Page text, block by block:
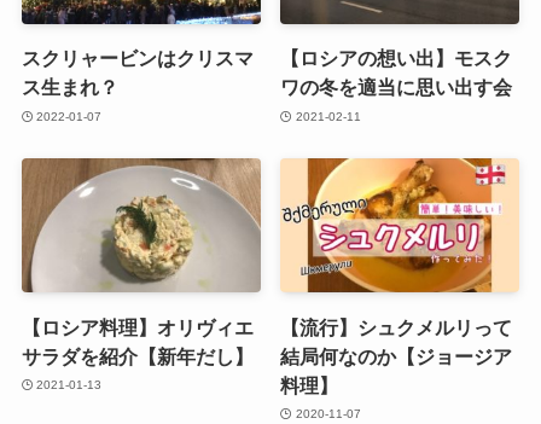
スクリャービンはクリスマ
ス生まれ？
2022-01-07
【ロシアの想い出】モスク
ワの冬を適当に思い出す会
2021-02-11
【ロシア料理】オリヴィエ
サラダを紹介【新年だし】
2021-01-13
【流行】シュクメルリって
結局何なのか【ジョージア
料理】
2020-11-07